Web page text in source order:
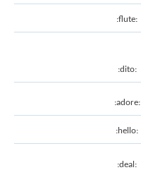
:flute:
:dito:
:adore:
:hello:
:deal: